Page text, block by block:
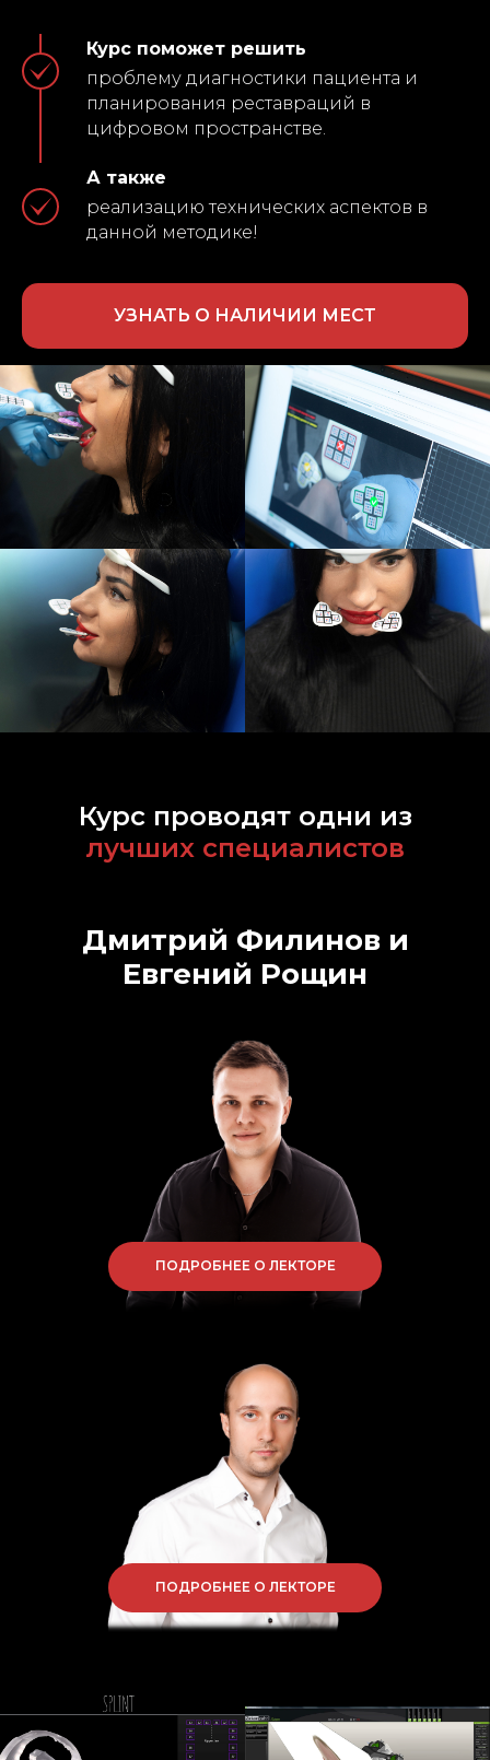
Курс поможет решить
проблему диагностики пациента и
планирования реставраций в
цифровом пространстве.
А также
реализацию технических аспектов в
данной методике!
УЗНАТЬ О НАЛИЧИИ МЕСТ
Курс проводят одни из
лучших специалистов
Дмитрий Филинов и
Евгений Рощин
ПОДРОБНЕЕ О ЛЕКТОРЕ
ПОДРОБНЕЕ О ЛЕКТОРЕ